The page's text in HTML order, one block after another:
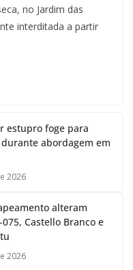
no Jardim das
interditada a partir
estupro foge para
abordagem em
2026
alteram
Castello Branco e
2026